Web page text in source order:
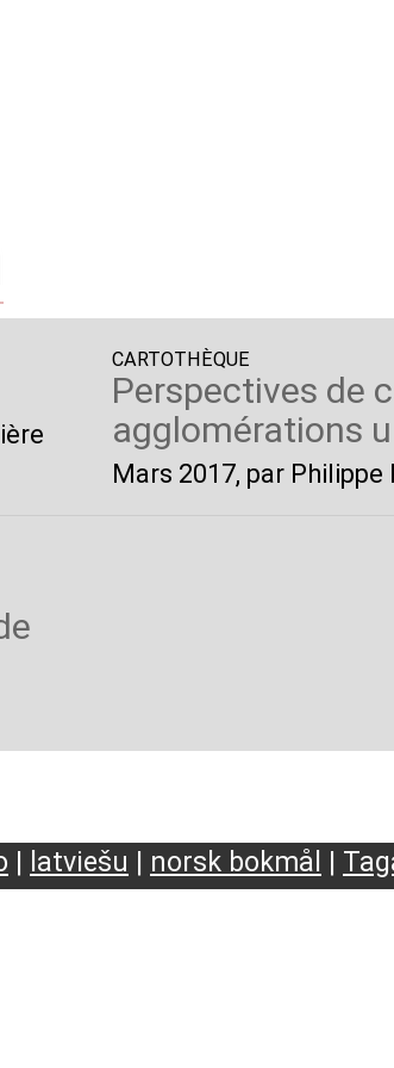
CARTOTHÈQUE
Perspectives de
agglomérations
Mars 2017, par
| latviešu | norsk bokmål |